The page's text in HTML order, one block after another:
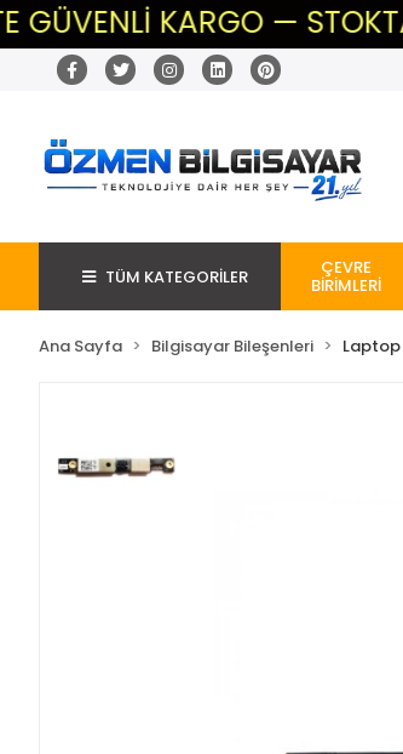
KARGO — STOKTAN
TÜM KATEGORİLER ÇEVRE
BİRİMLERİ
Ana Sayfa Bilgisayar Bileşenleri